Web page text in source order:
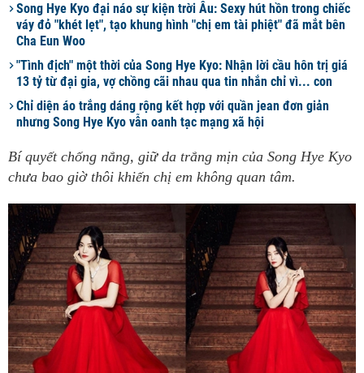
Song Hye Kyo đại náo sự kiện trời Âu: Sexy hút hồn trong chiếc
váy đỏ "khét lẹt", tạo khung hình "chị em tài phiệt" đã mắt bên
Cha Eun Woo
"Tình địch" một thời của Song Hye Kyo: Nhận lời cầu hôn trị giá
13 tỷ từ đại gia, vợ chồng cãi nhau qua tin nhắn chỉ vì... con
Chỉ diện áo trắng dáng rộng kết hợp với quần jean đơn giản
nhưng Song Hye Kyo vẫn oanh tạc mạng xã hội
Bí quyết chống nắng, giữ da trắng mịn của Song Hye Kyo
chưa bao giờ thôi khiến chị em không quan tâm.